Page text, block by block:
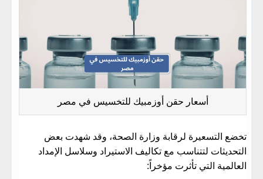
​أسعار حقن أوزمبيك للتخسيس في مصر
​تخضع التسعيرة لرقابة وزارة الصحة، وقد شهدت بعض
التحديثات لتتناسب مع تكاليف الاستيراد وسلاسل الإمداد
العالمية التي تأثرت مؤخراً: